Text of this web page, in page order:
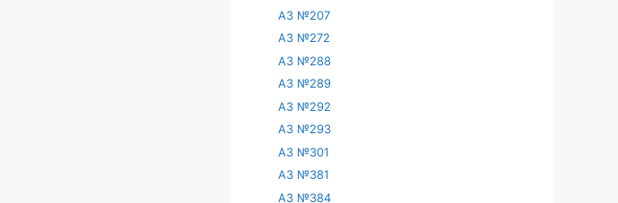
АЗ №207
АЗ №272
АЗ №288
АЗ №289
АЗ №292
АЗ №293
АЗ №301
АЗ №381
АЗ №384